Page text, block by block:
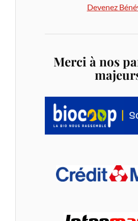
Devenez
Merci à nos